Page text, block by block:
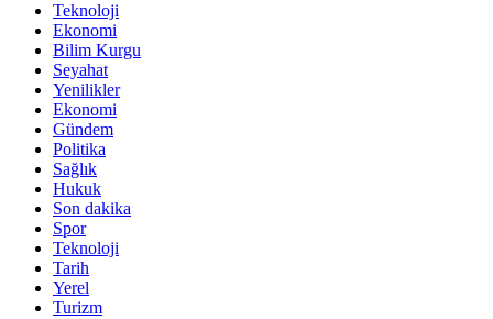
Teknoloji
Ekonomi
Bilim Kurgu
Seyahat
Yenilikler
Ekonomi
Gündem
Politika
Sağlık
Hukuk
Son dakika
Spor
Teknoloji
Tarih
Yerel
Turizm